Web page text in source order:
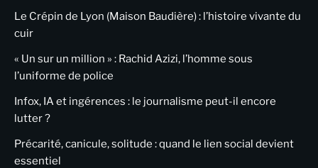
Le Crépin de Lyon (Maison Baudière) : l’histoire vivante du
cuir
« Un sur un million » : Rachid Azizi, l’homme sous
l’uniforme de police
Infox, IA et ingérences : le journalisme peut-il encore
lutter ?
Précarité, canicule, solitude : quand le lien social devient
essentiel